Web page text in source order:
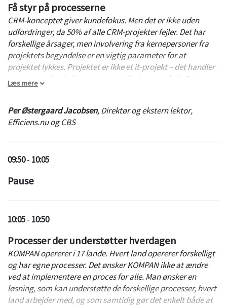
Få styr på processerne
CRM-konceptet giver kundefokus. Men det er ikke uden
udfordringer, da 50% af alle CRM-projekter fejler. Det har
forskellige årsager, men involvering fra kernepersoner fra
projektets begyndelse er en vigtig parameter for at
projektet lykkes. Projektet er ikke et it-projekt – det handler
om mennesker, kultur, processer tilsat en smule it. Det
handler om at forankre en forretningsstrategi. Ny forskning
høje fejlrater.
Læs mere
Per Østergaard Jacobsen,Direktør og ekstern lektor,
Efficiens.nu og CBS
09:50- 10:05
Pause
10:05- 10:50
Processer der understøtter hverdagen
KOMPAN opererer i 17 lande. Hvert land opererer forskelligt
og har egne processer. Det ønsker KOMPAN ikke at ændre
ved at implementere en proces for alle. Man ønsker en
løsning, som kan understøtte de forskellige processer, hvert
land arbejder med, og som samtidig gør det enkelt både at